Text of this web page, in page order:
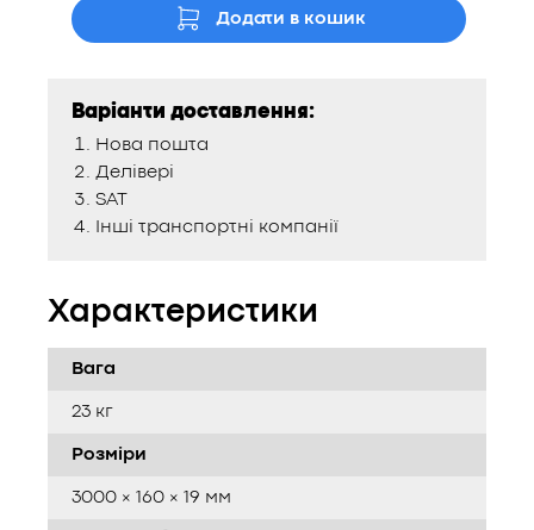
Додати в кошик
Варіанти доставлення:
Нова пошта
Делівері
SAT
Інші транспортні компанії
Характеристики
Вага
23 кг
Розміри
3000 × 160 × 19 мм